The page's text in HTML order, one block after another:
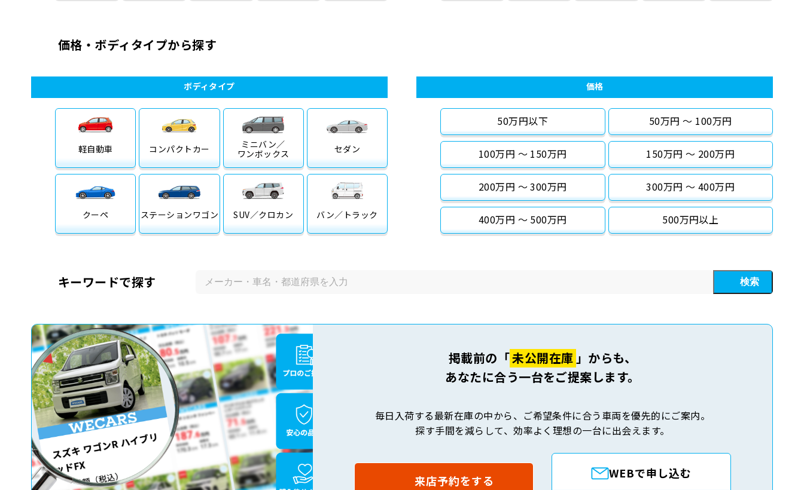
価格・ボディタイプから探す
ボディタイプ
軽自動車 コンパクトカー
ミニバン／
ワンボックス
セダン
クーペ ステーションワゴン SUV／クロカン バン／ トラック
価格
50万円以下 50万円 〜 100万円
100万円 〜 150万円 150万円 〜 200万円
200万円 〜 300万円 300万円 〜 400万円
400万円 〜 500万円 500万円以上
キーワードで探す 検索
掲載前の「未公開在庫 」からも、
あなたに合う一台をご提案します。
毎日入荷する最新在庫の中から、ご希望条件に合う車両を優先的にご案内。
探す手間を減らして、効率よく理想の一台に出会えます。
来店予約をする
WEBで申し込む